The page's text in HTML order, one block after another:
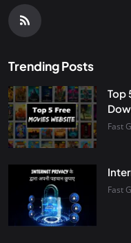
Trending Posts
Top
Fast
Fast